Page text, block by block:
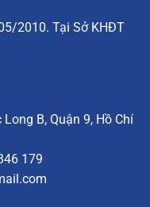
2010. Tại Sở KHĐT
Long B, Quận 9, Hồ Chí
179